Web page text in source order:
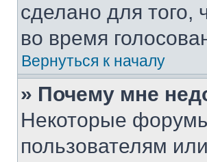
сделано для того,
во время
Вернуться к началу
» Почему мне
Некоторые
пользователям